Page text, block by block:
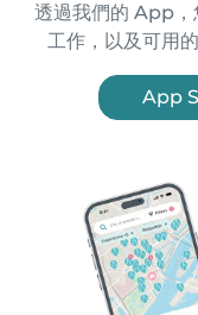
透過我們的 App，
工作，以及可用
App